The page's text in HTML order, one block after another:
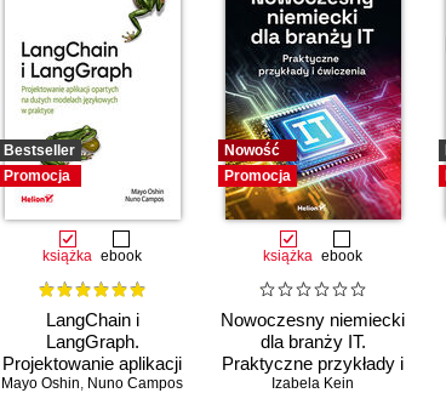
Bestseller
Promocja
książka ebook
LangChain i
LangGraph.
Projektowanie aplikacji
opartych na dużych
Mayo Oshin, Nuno Campos
Nowość
Promocja
książka ebook
Nowoczesny niemiecki
dla branży IT.
Praktyczne przykłady i
ćwiczenia
Izabela Kein